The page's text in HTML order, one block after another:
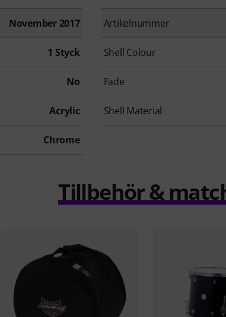
November 2017 Artikelnummer
1 Styck Shell Colour
No Fade
Acrylic Shell Material
Chrome
Tillbehör &